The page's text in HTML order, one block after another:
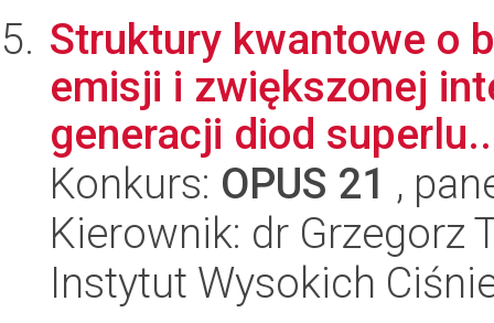
Struktury kwantowe o
emisji i zwiększonej
generacji diod
Konkurs: OPUS 21 ,
Kierownik: dr Grzegorz
Instytut Wysokich